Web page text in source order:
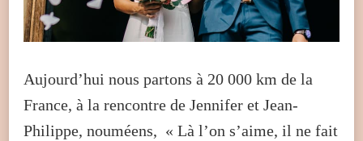
Aujourd’hui nous partons à 20 000 km de la
France, à la rencontre de Jennifer et Jean-
Philippe, nouméens, « Là l’on s’aime, il ne fait